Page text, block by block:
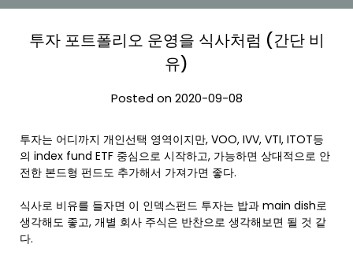
투자 포트폴리오 운영을 식사처럼 (간단 비
유)
Posted on 2020-09-08
투자는 어디까지 개인선택 영역이지만, VOO, IVV, VTI, ITOT등
의 index fund ETF 중심으로 시작하고, 가능하면 상대적으로 안
전한 본드형 펀드도 추가해서 가져가면 좋다.
식사로 비유를 들자면 이 인덱스펀드 투자는 밥과 main dish로
생각해도 좋고, 개별 회사 주식은 반찬으로 생각해보면 될 것 같
다.